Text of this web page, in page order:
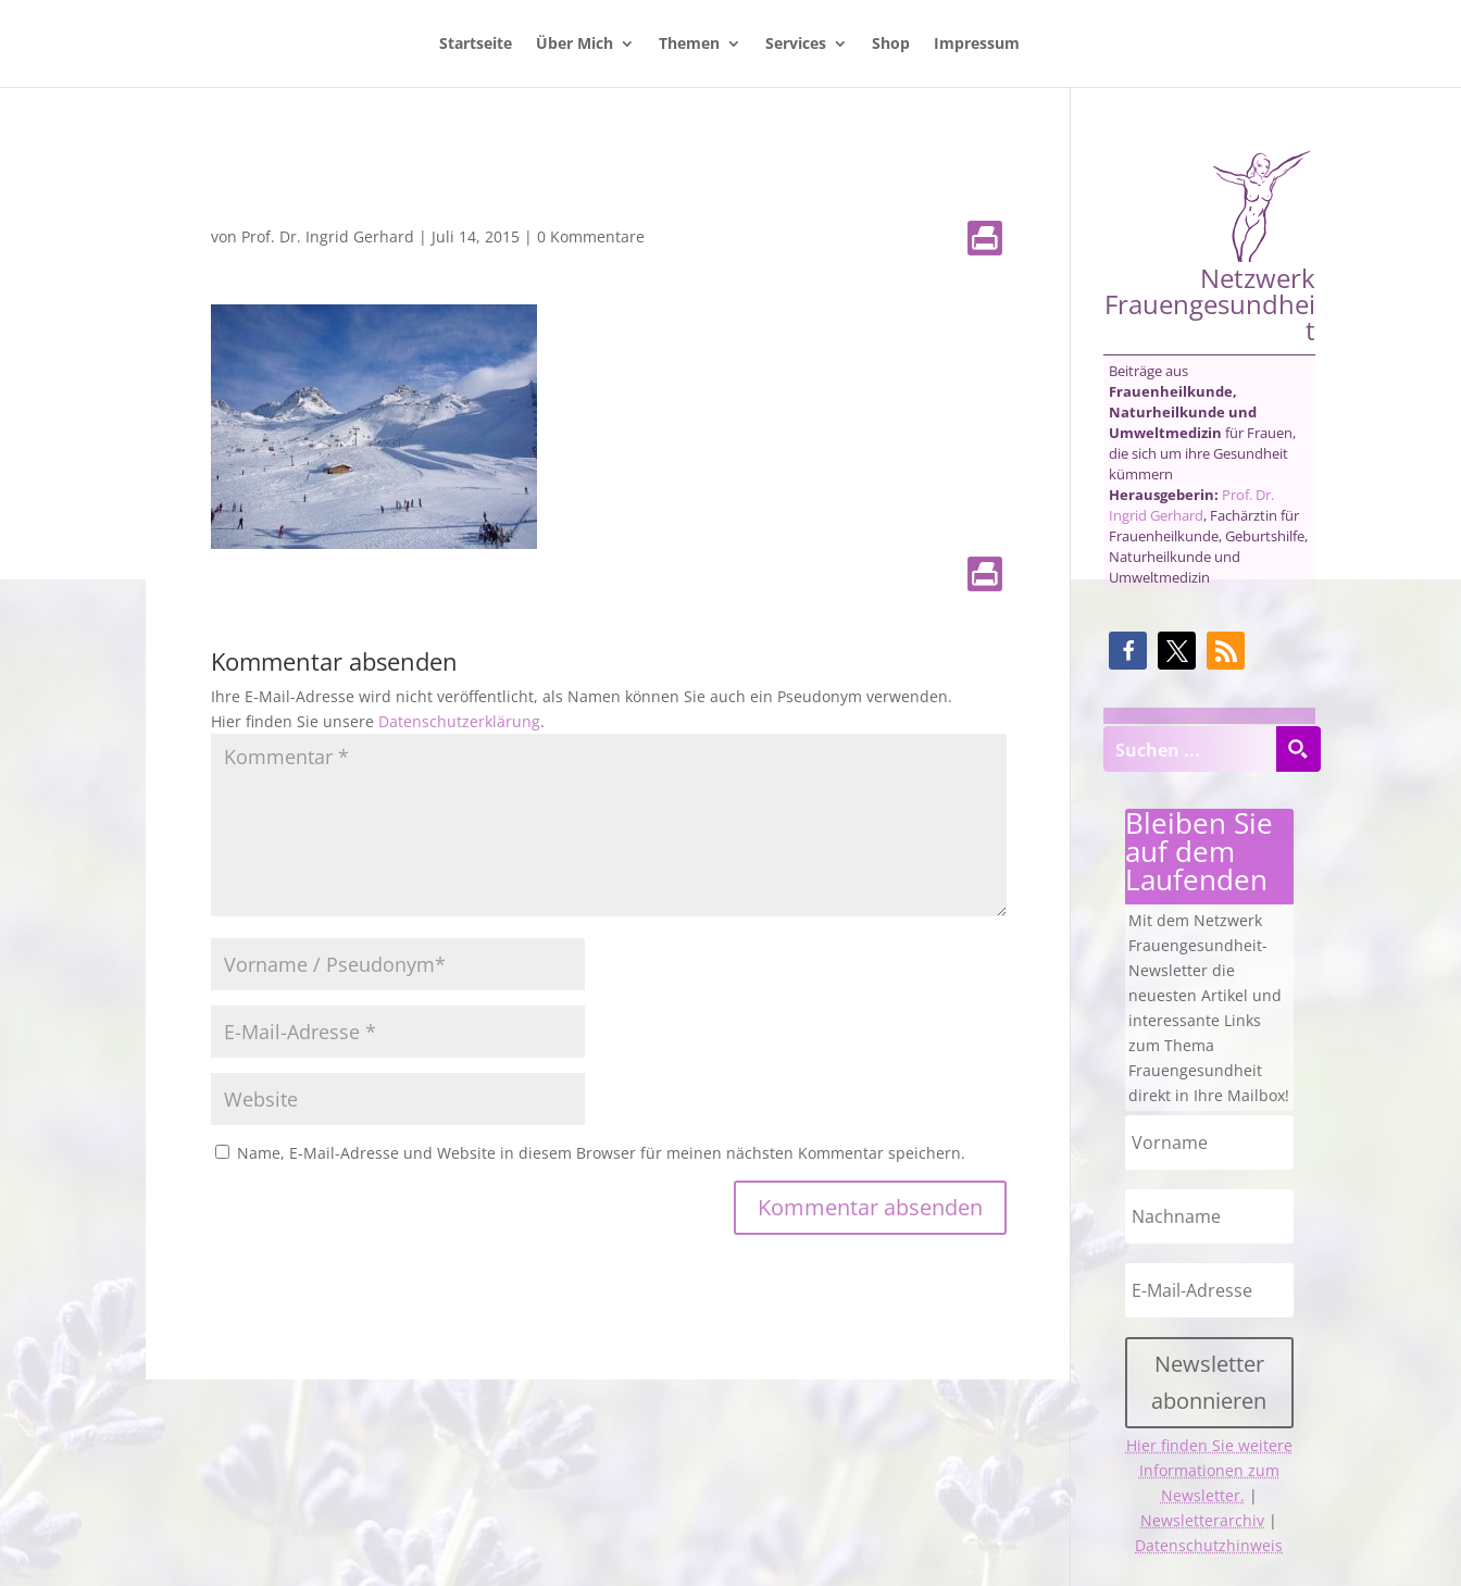
Startseite Über Mich Themen Services Shop Impressum
von Prof. Dr. Ingrid Gerhard | Juli 14, 2015| 0 Kommentare
Kommentar absenden
Ihre E-Mail-Adresse wird nicht veröffentlicht, als Namen können Sie auch ein Pseudonym verwenden.
Hier finden Sie unsere Datenschutzerklärung.
Name, E-Mail-Adresse und Website in diesem Browser für meinen nächsten Kommentar speichern.
Netzwerk
Frauengesundhei
t
Beiträge aus
Frauenheilkunde,
Naturheilkunde und
Umweltmedizin für Frauen,
die sich um ihre Gesundheit
kümmern
Herausgeberin: Prof. Dr.
Ingrid Gerhard, Fachärztin für
Frauenheilkunde, Geburtshilfe,
Naturheilkunde und
Umweltmedizin
Bleiben Sie
auf dem
Laufenden
Mit dem Netzwerk
Frauengesundheit-
Newsletter die
neuesten Artikel und
interessante Links
zum Thema
Frauengesundheit
direkt in Ihre Mailbox!
Newsletter
abonnieren
Hier finden Sie weitere
Informationen zum
Newsletter. |
Newsletterarchiv |
Datenschutzhinweis